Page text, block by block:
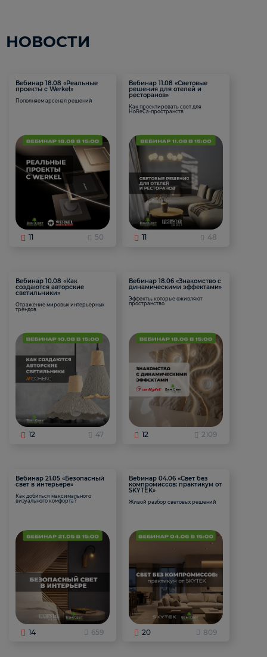
НОВОСТИ
Вебинар 18.08 «Реальные
проекты с Werkel»
Пополняем арсенал решений
11 50
Вебинар 11.08 «Световые
решения для отелей и
ресторанов»
Как проектировать свет для
HoReCa-пространств
11 48
Вебинар 10.08 «Как
создаются авторские
светильники»
Отражение мировых интерьерных
трендов
12 47
Вебинар 18.06 «Знакомство с
динамическими эффектами»
Эффекты, которые оживляют
пространство
12 2109
Вебинар 21.05 «Безопасный
свет в интерьере»
Как добиться максимального
визуального комфорта?
14 659
Вебинар 04.06 «Свет без
компромиссов: практикум от
SKYTEK»
Живой разбор световых решений
20 809